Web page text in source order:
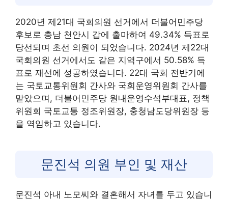
2020년 제21대 국회의원 선거에서 더불어민주당
후보로 충남 천안시 갑에 출마하여 49.34% 득표로
당선되며 초선 의원이 되었습니다. 2024년 제22대
국회의원 선거에서도 같은 지역구에서 50.58% 득
표로 재선에 성공하였습니다. 22대 국회 전반기에
는 국토교통위원회 간사와 국회운영위원회 간사를
맡았으며, 더불어민주당 원내운영수석부대표, 정책
위원회 국토교통 정조위원장, 충청남도당위원장 등
을 역임하고 있습니다.
문진석 의원 부인 및 재산
문진석 아내 노모씨와 결혼해서 자녀를 두고 있습니